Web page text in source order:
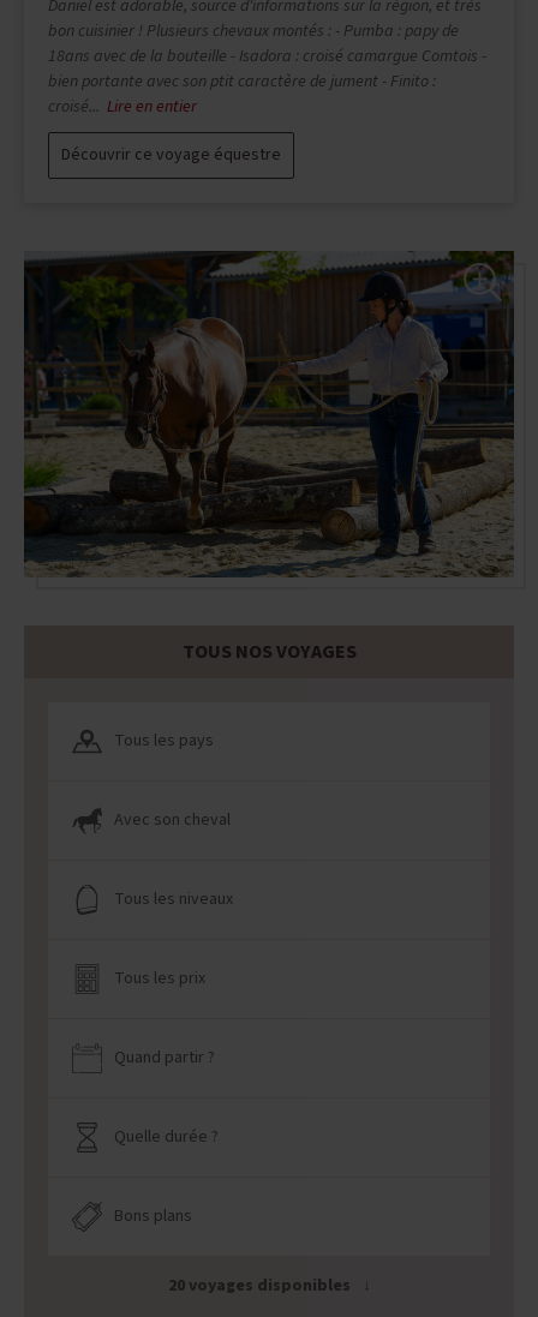
parenthèse hors du temps. Très bien orchestré , échanges très
plaisants avec Daniel et son équipe. Mention spéciale à la
cuisine de Daniel et à la bienveillance et au professionnalisme
des guides! Encore merci! Je suis venue avec mon propre cheval.
La jument... Lire en entier
Découvrir ce voyage équestre
TOUS NOS VOYAGES
Tous les pays
Avec son cheval
Tous les niveaux
Tous les prix
Quand partir ?
Quelle durée ?
Bons plans
20 voyages disponibles